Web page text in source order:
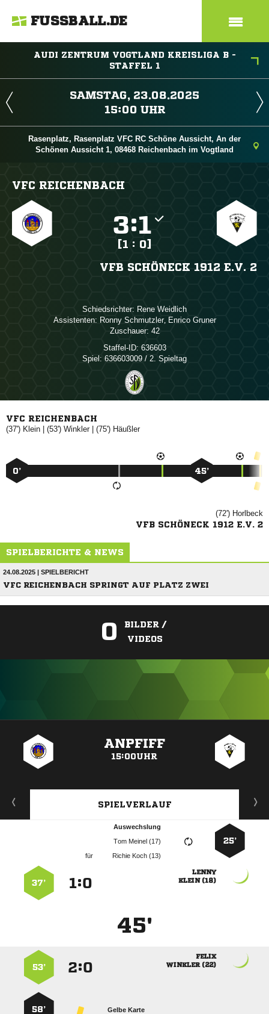
FUSSBALL.DE
AUDI ZENTRUM VOGTLAND KREISLIGA B -
STAFFEL 1
 
 
Rasenplatz, Rasenplatz VFC RC Schöne Aussicht, An der
Schönen Aussicht 1, 08468 Reichenbach im Vogtland
VFC REICHENBACH
:
[1 : 0]
VFB SCHÖNECK 1912 E.V. 2
Schiedsrichter:  
Assistenten:  ,  
Zuschauer: 42
Staffel-ID: 636603
Spiel: 636603009 / 2. Spieltag
VFC REICHENBACH
(37')  | (53') | (75') 
0’ 45’
(72') 
VFB SCHÖNECK 1912 E.V. 2
SPIELBERICHTE & NEWS
24.08.2025 | SPIELBERICHT
VFC REICHENBACH SPRINGT AUF PLATZ ZWEI
0
BILDER /
VIDEOS
ANPFIFF
15:00UHR
SPIELVERLAUF
25’
Auswechslung
  
für
  

 
:
37’
45'

 
:
53’
Gelbe Karte
58’